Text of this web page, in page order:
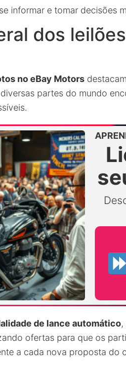
informar e tomar decisões
dos
no eBay Motors
partes do mundo
de lance automático
ofertas para que os
a cada nova proposta do